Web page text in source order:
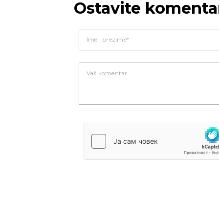
Ostavite
38 Min temp:23
°C
Vlažnost:23 %